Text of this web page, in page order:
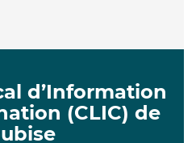
d’Information
(CLIC) de